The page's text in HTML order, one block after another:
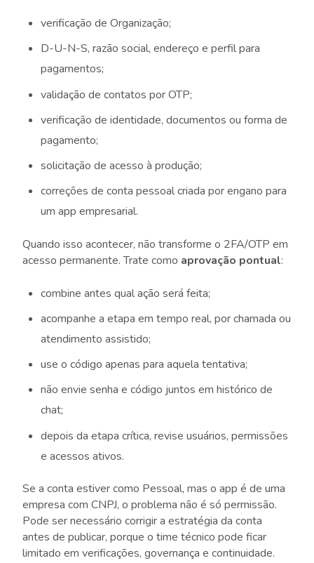
verificação de Organização;
D-U-N-S, razão social, endereço e perfil para
pagamentos;
validação de contatos por OTP;
verificação de identidade, documentos ou forma de
pagamento;
solicitação de acesso à produção;
correções de conta pessoal criada por engano para
um app empresarial.
Quando isso acontecer, não transforme o 2FA/OTP em
acesso permanente. Trate como aprovação pontual:
combine antes qual ação será feita;
acompanhe a etapa em tempo real, por chamada ou
atendimento assistido;
use o código apenas para aquela tentativa;
não envie senha e código juntos em histórico de
chat;
depois da etapa crítica, revise usuários, permissões
e acessos ativos.
Se a conta estiver como Pessoal, mas o app é de uma
empresa com CNPJ, o problema não é só permissão.
Pode ser necessário corrigir a estratégia da conta
antes de publicar, porque o time técnico pode ficar
limitado em verificações, governança e continuidade.